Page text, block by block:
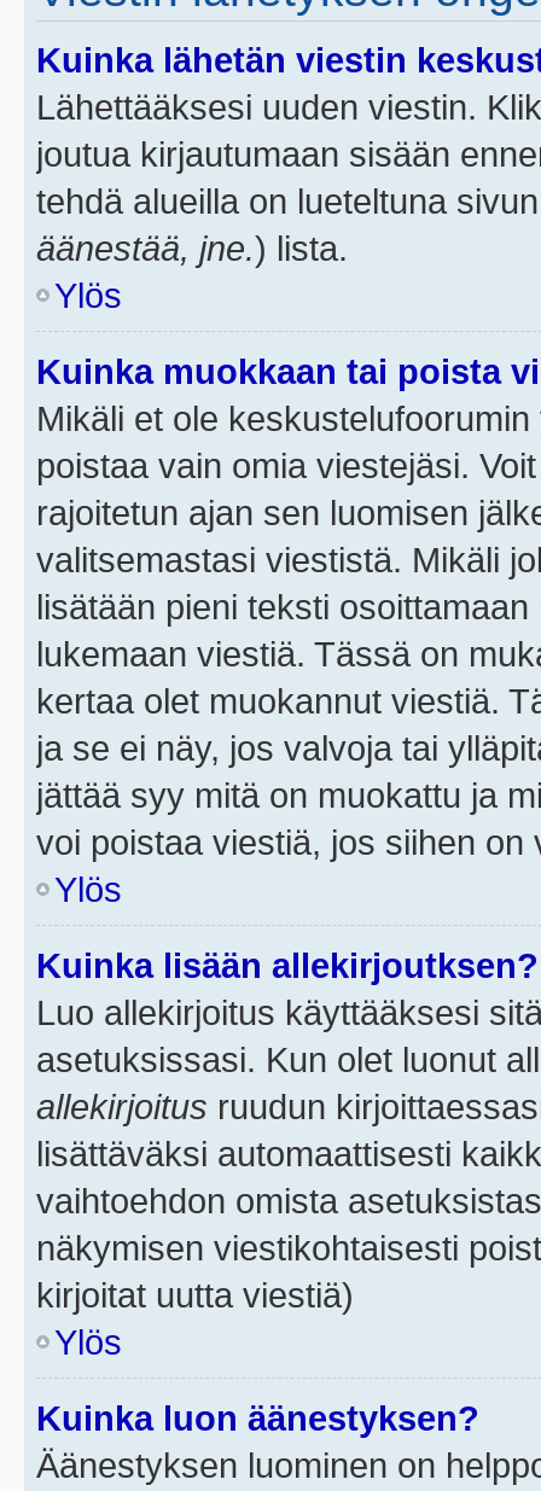
Kuinka lähetän viestin
Lähettääksesi uuden viestin.
joutua kirjautumaan sisään
tehdä alueilla on lueteltuna
äänestää, jne.) lista.
Ylös
Kuinka muokkaan tai poista
Mikäli et ole
poistaa vain omia viestejäsi.
rajoitetun ajan sen luomisen
valitsemastasi viestistä. Mikäli
lisätään pieni teksti
lukemaan viestiä. Tässä on
kertaa olet muokannut viestiä.
ja se ei näy, jos valvoja tai
jättää syy mitä on muokattu ja
voi poistaa viestiä, jos siihen on
Ylös
Kuinka lisään allekirjoutksen?
Luo allekirjoitus käyttääksesi
asetuksissasi. Kun olet luonut
allekirjoitus ruudun
lisättäväksi automaattisesti
vaihtoehdon omista
näkymisen viestikohtaisesti
kirjoitat uutta viestiä)
Ylös
Kuinka luon äänestyksen?
Äänestyksen luominen on